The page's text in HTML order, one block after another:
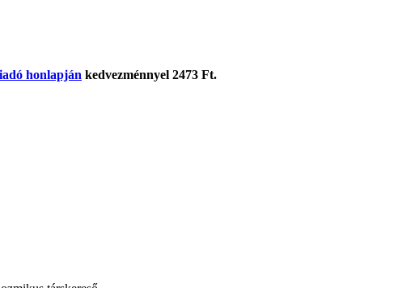
honlapján kedvezménnyel 2473 Ft.